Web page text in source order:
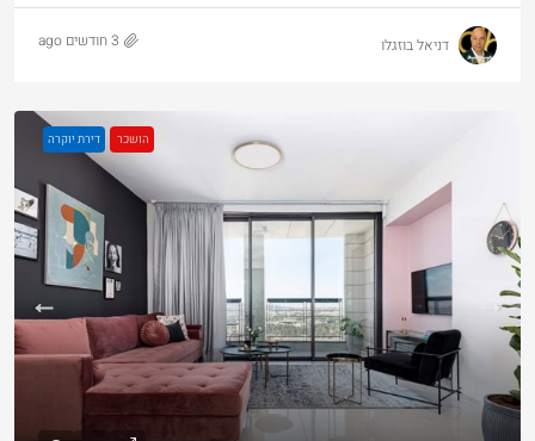
דניאל בוזגלו 3 חודשים ago
הושכר דירת יוקרה